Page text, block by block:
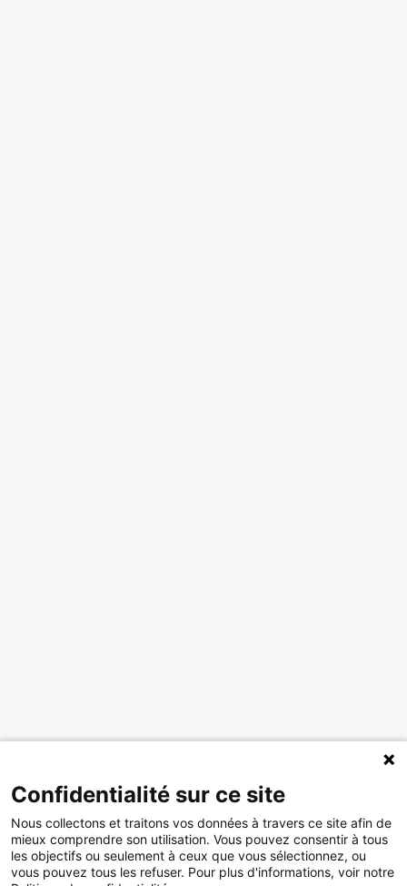
Confidentialité sur ce site
Nous collectons et traitons vos données à travers ce site afin de
mieux comprendre son utilisation. Vous pouvez consentir à tous
les objectifs ou seulement à ceux que vous sélectionnez, ou
vous pouvez tous les refuser. Pour plus d'informations, voir notre